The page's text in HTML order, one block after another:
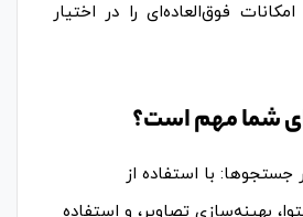
فوق‌العاده‌ای را در اختیار
شما مهم است؟
جستجوها: با استفاده از
بهینه‌سازی تصاویر، و استفاده